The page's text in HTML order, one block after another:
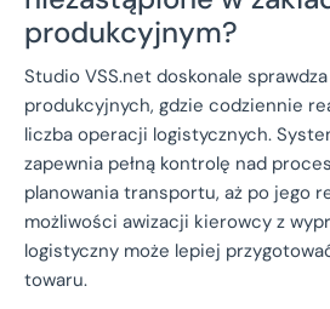
produkcyjnym?
Studio VSS.net doskonale
produkcyjnych, gdzie codziennie
liczba operacji logistycznych.
zapewnia pełną kontrolę nad
planowania transportu, aż po jego
możliwości awizacji kierowcy z
logistyczny może lepiej
towaru.